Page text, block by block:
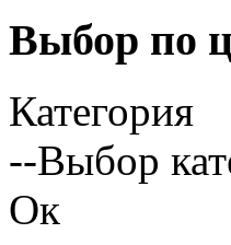
Выбор по
Категория
--Выбор
Ок